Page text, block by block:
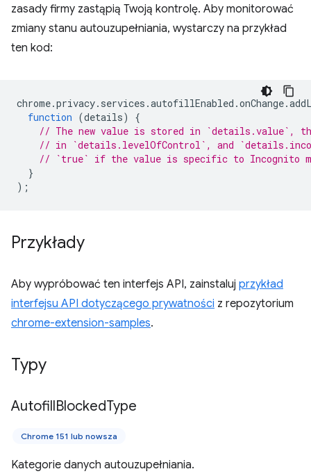
zasady firmy zastąpią Twoją kontrolę. Aby monitorować
zmiany stanu autouzupełniania, wystarczy na przykład
ten kod:
chrome.privacy. services .autofillEnabled .onChange.
function (details)
{
// The new value is stored in `details.value`,
// in `details.levelOfControl`, and
// `true` if the value is specific to Incognito
}
);
Przykłady
Aby wypróbować ten interfejs API, zainstaluj przykład
interfejsu API dotyczącego prywatności z repozytorium
chrome-extension-samples.
Typy
AutofillBlockedType
Chrome 151 lub nowsza
Kategorie danych autouzupełniania.